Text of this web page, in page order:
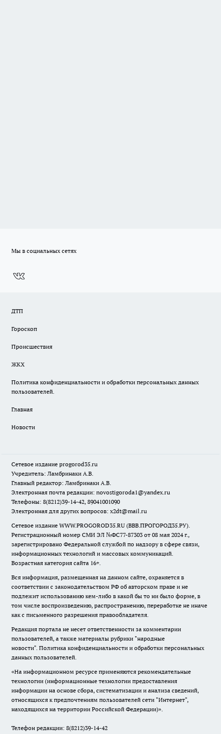
Мы в социальных сетях
ДТП
Гороскоп
Происшествия
ЖКХ
Политика конфиденциальности и обработки персональных данных
пользователей.
Главная
Новости
Сетевое издание progorod35.ru
Учредитель: Ламбринаки А.В.
Главный редактор: Ламбринаки А.В.
Электронная почта редакции: novostigoroda1@yandex.ru
Телефоны: 8(8212)39-14-42, 89041001090
Электронная для других вопросов: x2dt@mail.ru
Сетевое издание WWW.PROGOROD35.RU (ВВВ.ПРОГОРОД35.РУ).
Регистрационный номер СМИ ЭЛ №ФС77-87303 от 08 мая 2024 г.,
зарегистрировано Федеральной службой по надзору в сфере связи,
информационных технологий и массовых коммуникаций.
Возрастная категория сайта 16+.
Вся информация, размещенная на данном сайте, охраняется в
соответствии с законодательством РФ об авторском праве и не
подлежит использованию кем-либо в какой бы то ни было форме, в
том числе воспроизведению, распространению, переработке не иначе
как с письменного разрешения правообладателя.
Редакция портала не несет ответственности за комментарии
пользователей, а также материалы рубрики "народные
новости". Политика конфиденциальности и обработки персональных
данных пользователей.
«На информационном ресурсе применяются рекомендательные
технологии (информационные технологии предоставления
информации на основе сбора, систематизации и анализа сведений,
относящихся к предпочтениям пользователей сети "Интернет",
находящихся на территории Российской Федерации)».
Телефон редакции: 8(8212)39-14-42